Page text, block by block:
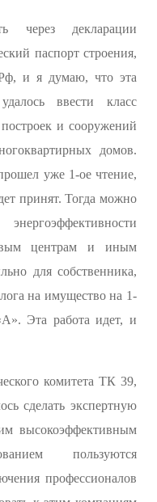
через декларации
паспорт строения,
и я думаю, что эта
ввести класс
и сооружений
домов.
уже 1-ое чтение,
принят. Тогда можно
центрам и иным
для собственника,
на имущество на 1-
Эта работа идет, и
комитета ТК 39,
сделать экспертную
высокоэффективным
пользуются
профессионалов